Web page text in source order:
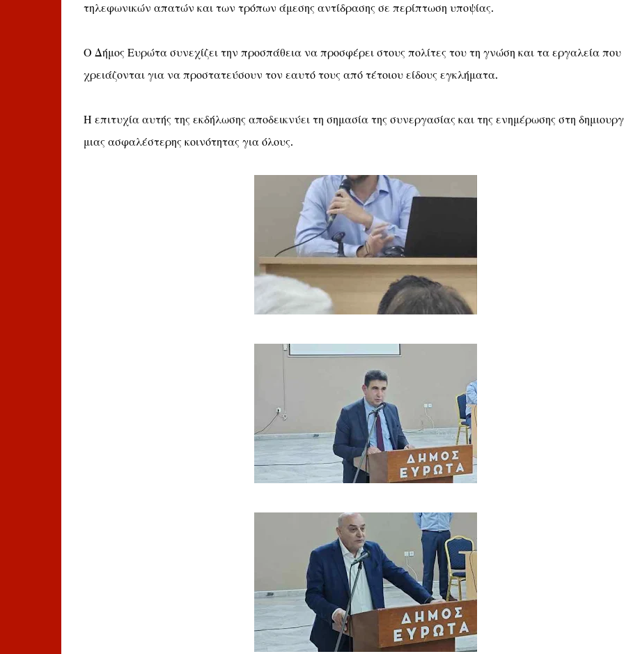
τηλεφωνικών απατών και των τρόπων άμεσης αντίδρασης σε περίπτωση υποψίας.
Ο Δήμος Ευρώτα συνεχίζει την προσπάθεια να προσφέρει στους πολίτες του τη γνώση και τα εργαλεία που
χρειάζονται για να προστατεύσουν τον εαυτό τους από τέτοιου είδους εγκλήματα.
Η επιτυχία αυτής της εκδήλωσης αποδεικνύει τη σημασία της συνεργασίας και της ενημέρωσης στη
μιας ασφαλέστερης κοινότητας για όλους.